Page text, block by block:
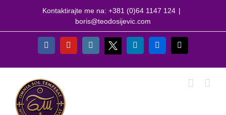
Kontaktirajte me na: +381 (0)64 1147 124 |
boris@teodosijevic.com
FacebookYouTubeInstagram
X LinkedInFlickr